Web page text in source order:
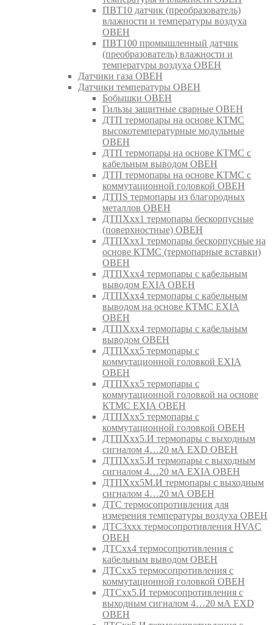
ПВТ10 датчик (преобразователь)
влажности и температуры воздуха
ОВЕН
ПВТ100 промышленный датчик
(преобразователь) влажности и
температуры воздуха ОВЕН
Датчики газа ОВЕН
Датчики температуры ОВЕН
Бобышки ОВЕН
Гильзы защитные сварные ОВЕН
ДТП термопары на основе КТМС
высокотемпературные модульные
ОВЕН
ДТП термопары на основе КТМС с
кабельным выводом ОВЕН
ДТП термопары на основе КТМС с
коммутационной головкой ОВЕН
ДТПS термопары из благородных
металлов ОВЕН
ДТПХхх1 термопары бескорпусные
(поверхностные) ОВЕН
ДТПХхх1 термопары бескорпусные на
основе КТМС (термопарные вставки)
ОВЕН
ДТПХхх4 термопары с кабельным
выводом EXIA ОВЕН
ДТПХхх4 термопары с кабельным
выводом на основе КТМС EXIA
ОВЕН
ДТПХхх4 термопары с кабельным
выводом ОВЕН
ДТПХхх5 термопары с
коммутационной головкой EXIA
ОВЕН
ДТПХхх5 термопары с
коммутационной головкой на основе
КТМС EXIA ОВЕН
ДТПХхх5 термопары с
коммутационной головкой ОВЕН
ДТПХхх5.И термопары с выходным
сигналом 4…20 мА EXD ОВЕН
ДТПХхх5.И термопары с выходным
сигналом 4…20 мА EXIA ОВЕН
ДТПХхх5М.И термопары с выходным
сигналом 4…20 мА ОВЕН
ДТС термосопротивления для
измерения температуры воздуха ОВЕН
ДТС3ххх термосопротивления HVAC
ОВЕН
ДТСхх4 термосопротивления с
кабельным выводом ОВЕН
ДТСхх5 термосопротивления с
коммутационной головкой ОВЕН
ДТСхх5.И термосопротивления с
выходным сигналом 4…20 мА EXD
ОВЕН